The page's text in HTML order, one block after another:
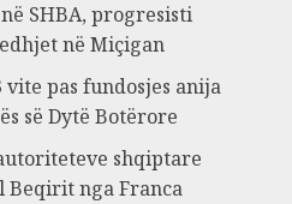
SHBA, progresisti
në Miçigan
pas fundosjes anija
së Dytë Botërore
shqiptare
Beqirit nga Franca